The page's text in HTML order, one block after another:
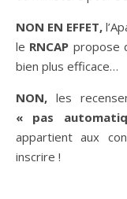
NON EN EFFET,
le RNCAP propose
bien plus efficace…
NON, les
« pas
appartient aux
inscrire !